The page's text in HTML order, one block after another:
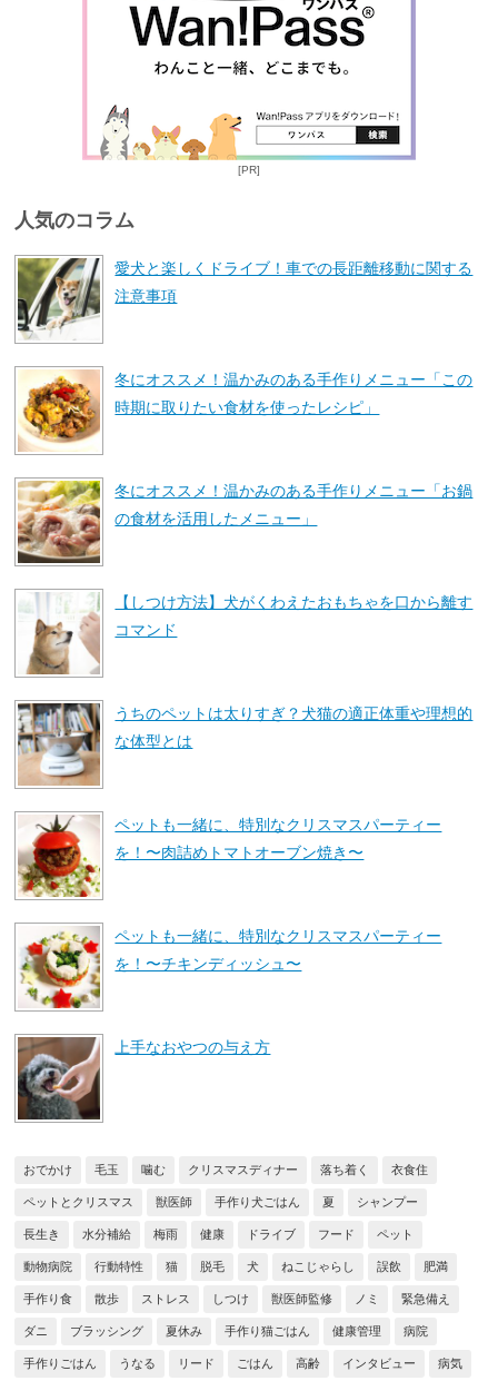
[PR]
人気のコラム
愛犬と楽しくドライブ！車での長距離移動に関する
注意事項
冬にオススメ！温かみのある手作りメニュー「この
時期に取りたい食材を使ったレシピ」
冬にオススメ！温かみのある手作りメニュー「お鍋
の食材を活用したメニュー」
【しつけ方法】犬がくわえたおもちゃを口から離す
コマンド
うちのペットは太りすぎ？犬猫の適正体重や理想的
な体型とは
ペットも一緒に、特別なクリスマスパーティー
を！〜肉詰めトマトオーブン焼き〜
ペットも一緒に、特別なクリスマスパーティー
を！〜チキンディッシュ〜
上手なおやつの与え方
おでかけ 毛玉 噛む クリスマスディナー 落ち着く 衣食住
ペットとクリスマス 獣医師 手作り犬ごはん 夏 シャンプー
長生き 水分補給 梅雨 健康 ドライブ フード ペット
動物病院 行動特性 猫 脱毛 犬 ねこじゃらし 誤飲 肥満
手作り食 散歩 ストレス しつけ 獣医師監修 ノミ 緊急備え
ダニ ブラッシング 夏休み 手作り猫ごはん 健康管理 病院
手作りごはん うなる リード ごはん 高齢 インタビュー 病気